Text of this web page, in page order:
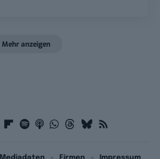
Mehr anzeigen